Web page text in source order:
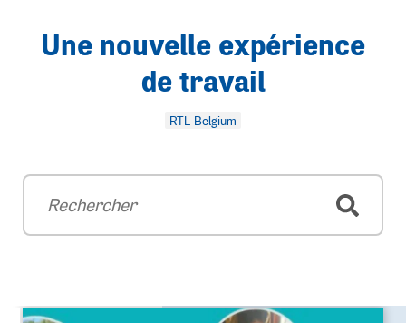
Une nouvelle expérience
de travail
RTL Belgium
Rechercher